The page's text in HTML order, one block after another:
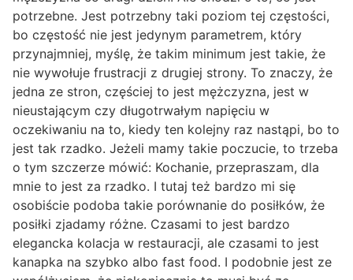
potrzebne. Jest potrzebny taki poziom tej częstości,
bo częstość nie jest jedynym parametrem, który
przynajmniej, myślę, że takim minimum jest takie, że
nie wywołuje frustracji z drugiej strony. To znaczy, że
jedna ze stron, częściej to jest mężczyzna, jest w
nieustającym czy długotrwałym napięciu w
oczekiwaniu na to, kiedy ten kolejny raz nastąpi, bo to
jest tak rzadko. Jeżeli mamy takie poczucie, to trzeba
o tym szczerze mówić: Kochanie, przepraszam, dla
mnie to jest za rzadko. I tutaj też bardzo mi się
osobiście podoba takie porównanie do posiłków, że
posiłki zjadamy różne. Czasami to jest bardzo
elegancka kolacja w restauracji, ale czasami to jest
kanapka na szybko albo fast food. I podobnie jest ze